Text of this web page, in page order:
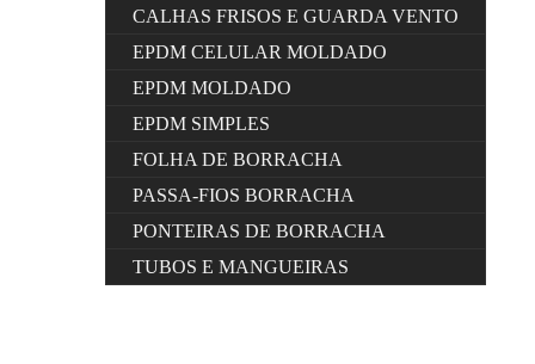
CALHAS FRISOS E GUARDA VENTO
EPDM CELULAR MOLDADO
EPDM MOLDADO
EPDM SIMPLES
FOLHA DE BORRACHA
PASSA-FIOS BORRACHA
PONTEIRAS DE BORRACHA
TUBOS E MANGUEIRAS